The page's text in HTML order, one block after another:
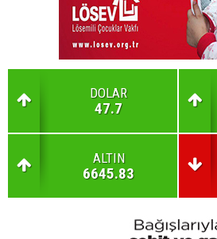
DOLAR
47.7
ALTIN
6645.83